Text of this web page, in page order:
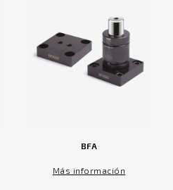
BFA
Más información